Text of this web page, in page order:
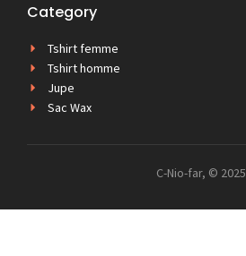
Category
Tshirt femme
Tshirt homme
Jupe
Sac Wax
C-Nio-far, © 2025